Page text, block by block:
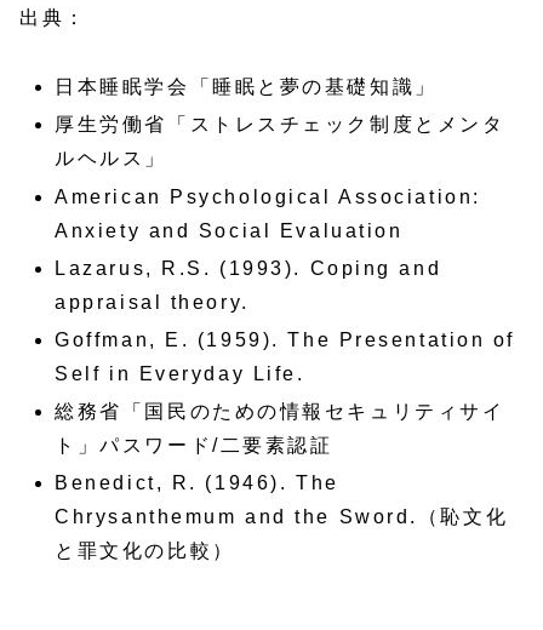
出典：
日本睡眠学会「睡眠と夢の基礎知識」
厚生労働省「ストレスチェック制度とメンタ
ルヘルス」
American Psychological Association:
Anxiety and Social Evaluation
Lazarus, R.S. (1993). Coping and
appraisal theory.
Goffman, E. (1959). The Presentation of
Self in Everyday Life.
総務省「国民のための情報セキュリティサイ
ト」パスワード/二要素認証
Benedict, R. (1946). The
Chrysanthemum and the Sword.（恥文化
と罪文化の比較）